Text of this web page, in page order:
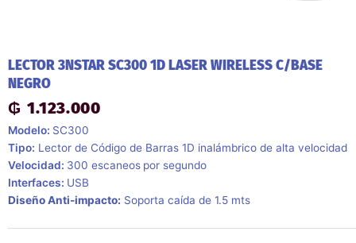
LECTOR 3NSTAR SC300 1D LASER WIRELESS C/BASE
NEGRO
₲ 1.123.000
Modelo: SC300
Tipo: Lector de Código de Barras 1D inalámbrico de alta velocidad
Velocidad: 300 escaneos por segundo
Interfaces: USB
Diseño Anti-impacto: Soporta caída de 1.5 mts